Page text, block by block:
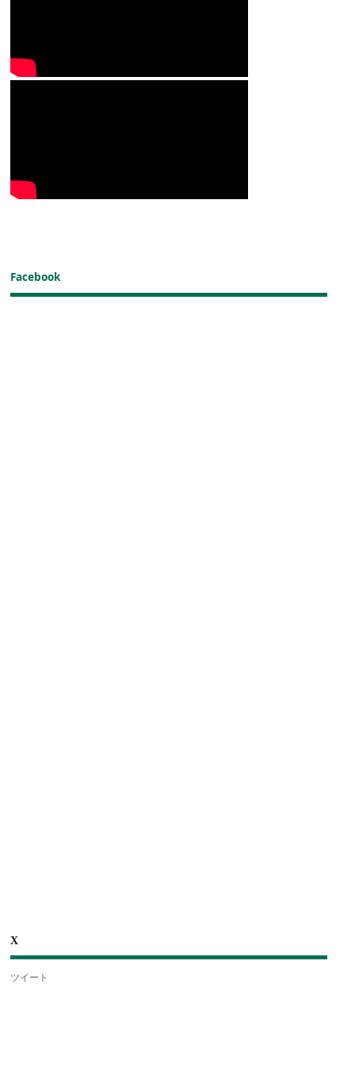
Facebook
X
ツイート